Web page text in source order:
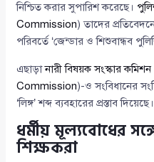
নিশ্চিত করার সুপারিশ করেছে।
Commission) তাদের
পরিবর্তে ‘জেন্ডার ও শিশুবান্ধব
এছাড়ানারী বিষয়ক সংস্কার কমিশন
Commission)-ও সংবিধানের
‘লিঙ্গ’ শব্দ ব্যবহারের প্রস্তাব দিয়েছে।
ধর্মীয় মূল্যবোধের
শিক্ষকরা